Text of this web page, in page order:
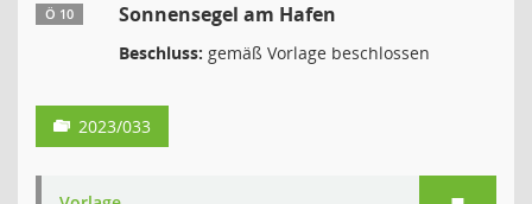
Ö 10 Sonnensegel am Hafen
Beschluss: gemäß Vorlage beschlossen
2023/033